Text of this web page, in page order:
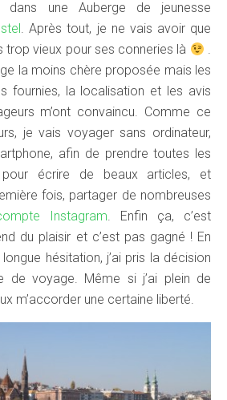
une Auberge de jeunesse
. Après tout, je ne vais avoir que
trop vieux pour ses conneries là
.
la moins chère proposée mais les
fournies, la localisation et les avis
m’ont convaincu. Comme ce
je vais voyager sans ordinateur,
afin de prendre toutes les
pour écrire de beaux articles, et
fois, partager de nombreuses
Instagram. Enfin ça, c’est
du plaisir et c’est pas gagné ! En
hésitation, j’ai pris la décision
de voyage. Même si j’ai plein de
m’accorder une certaine liberté.